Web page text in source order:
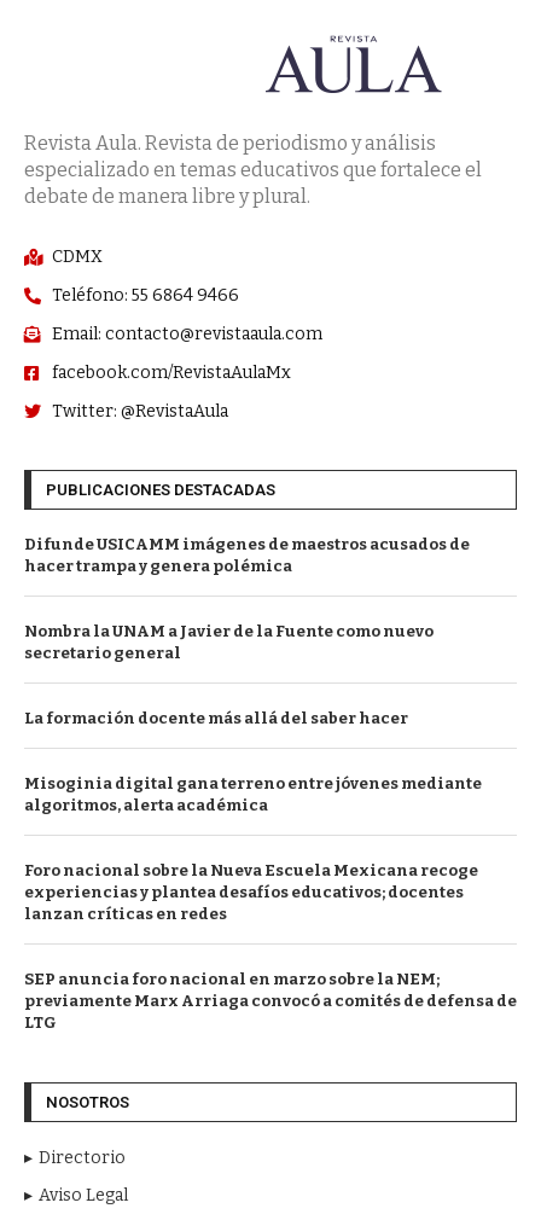
Revista Aula. Revista de periodismo y análisis
especializado en temas educativos que fortalece el
debate de manera libre y plural.
CDMX
Teléfono: 55 6864 9466
Email: contacto@revistaaula.com
facebook.com/RevistaAulaMx
Twitter: @RevistaAula
PUBLICACIONES DESTACADAS
Difunde USICAMM imágenes de maestros acusados de
hacer trampa y genera polémica
Nombra la UNAM a Javier de la Fuente como nuevo
secretario general
La formación docente más allá del saber hacer
Misoginia digital gana terreno entre jóvenes mediante
algoritmos, alerta académica
Foro nacional sobre la Nueva Escuela Mexicana recoge
experiencias y plantea desafíos educativos; docentes
lanzan críticas en redes
SEP anuncia foro nacional en marzo sobre la NEM;
previamente Marx Arriaga convocó a comités de defensa de
LTG
NOSOTROS
Directorio
Aviso Legal